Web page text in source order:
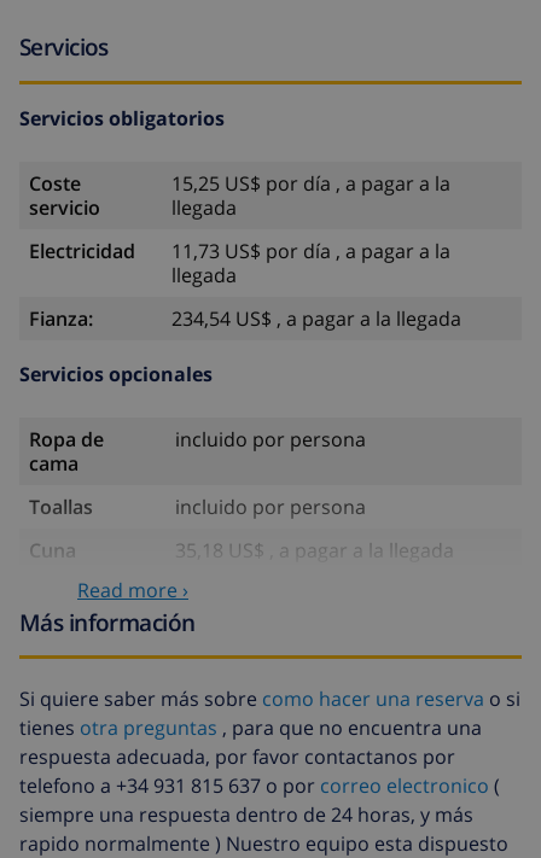
Servicios
Servicios obligatorios
Coste
servicio
15,25 US$ por día , a pagar a la
llegada
Electricidad
11,73 US$ por día , a pagar a la
llegada
Fianza:
234,54 US$ , a pagar a la llegada
Servicios opcionales
Ropa de
cama
incluido por persona
Toallas
incluido por persona
Cuna
35,18 US$ , a pagar a la llegada
Trona
5,03 US$ por día , a pagar a la
llegada
Agua
incluido
Gas
incluido
Sábanas
extra
17,59 US$ por persona , a pagar a la
llegada
Toallas extra
8,80 US$ por persona , a pagar a la
llegada
Read more ›
Más información
Si quiere saber más sobre como hacer una reserva o si
tienes otra preguntas , para que no encuentra una
respuesta adecuada, por favor contactanos por
telefono a +34 931 815 637 o por correo electronico (
siempre una respuesta dentro de 24 horas, y más
rapido normalmente ) Nuestro equipo esta dispuesto